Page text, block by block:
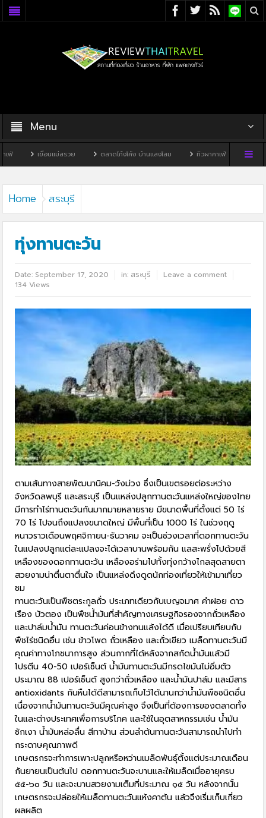
Menu
นแม่สรวย ตลาดโก้งโค้ง บ้านแสงโสม ทิวผาคาเฟ่ บ้านพิพิธภัณฑ์ไทดำ
Home สระบุรี
ทุ่งทานตะวัน
Date: September 17, 2020 in: สระบุรี
Leave a comment
134 Views
ตามเส้นทางสายพัฒนานิคม-วังม่วง ซึ่งเป็นเขตรอยต่อระหว่าง
จังหวัดลพบุรี และสระบุรี เป็นแหล่งปลูกทานตะวันแหล่งใหญ่ของไทย
มีการทำไร่ทานตะวันกันมากมายหลายราย มีขนาดพื้นที่ตั้งแต่ 50 ไร่
70 ไร่ ไปจนถึงแปลงขนาดใหญ่ มีพื้นที่เป็น 1000 ไร่ ในช่วงฤดู
หนาวราวเดือนพฤศจิกายน-ธันวาคม จะเป็นช่วงเวลาที่ดอกทานตะวัน
ในแปลงปลูกแต่ละแปลงจะได้เวลาบานพร้อมกัน แลสะพรั่งไปด้วยสี
เหลืองของดอกทานตะวัน เหลืองอร่ามไปทั้งทุ่งกว้างไกลสุดสายตา
สวยงามน่าตื่นตาตื่นใจ เป็นแหล่งดึงดูดนักท่องเที่ยวให้เข้ามาเที่ยว
ชม
ทานตะวันเป็นพืชตระกูลถั่ว ประเภทเดียวกับเบญจมาศ คำฝอย ดาว
เรือง บัวตอง เป็นพืชน้ำมันที่สำคัญทางเศรษฐกิจรองจากถั่วเหลือง
และปาล์มน้ำมัน ทานตะวันค่อนข้างทนแล้งได้ดี เมื่อเปรียบเทียบกับ
พืชไร่ชนิดอื่น เช่น ข้าวโพด ถั่วเหลือง และถั่วเขียว เมล็ดทานตะวันมี
คุณค่าทางโภชนาการสูง ส่วนกากที่ได้หลังจากสกัดน้ำมันแล้วมี
โปรตีน 40-50 เปอร์เซ็นต์ น้ำมันทานตะวันมีกรดไขมันไม่อิ่มตัว
ประมาณ 88 เปอร์เซ็นต์ สูงกว่าถั่วเหลือง และน้ำมันปาล์ม และมีสาร
antioxidants กันหืนได้ดีสามารถเก็บไว้ได้นานกว่าน้ำมันพืชชนิดอื่น
เนื่องจากน้ำมันทานตะวันมีคุณค่าสูง จึงเป็นที่ต้องการของตลาดทั้ง
ในและต่างประเทศเพื่อการบริโภค และใช้ในอุตสาหกรรมเช่น น้ำมัน
ชักเงา น้ำมันหล่อลื่น สีทาบ้าน ส่วนลำต้นทานตะวันสามารถนำไปทำ
กระดาษคุณภาพดี
เกษตรกรจะทำการเพาะปลูกหรือหว่านเมล็ดพันธุ์ตั้งแต่ประมาณเดือน
กันยายนเป็นต้นไป ดอกทานตะวันจะบานและให้เมล็ดเมื่ออายุครบ
๕๕-๖๐ วัน และจะบานสวยงามเต็มที่ประมาณ ๑๕ วัน หลังจากนั้น
เกษตรกรจะปล่อยให้เมล็ดทานตะวันแห้งคาต้น แล้วจึงเริ่มเก็บเกี่ยว
ผลผลิต